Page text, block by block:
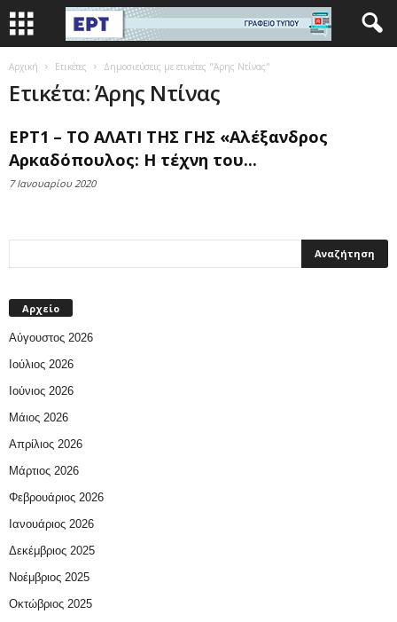
Αρχική Ετικέτες Δημοσιεύσεις με ετικέτες "Άρης Ντίνας"
Ετικέτα: Άρης Ντίνας
ΕΡΤ1 – ΤΟ ΑΛΑΤΙ ΤΗΣ ΓΗΣ «Αλέξανδρος
Αρκαδόπουλος: Η τέχνη του...
7 Ιανουαρίου 2020
Αρχείο
Αύγουστος 2026
Ιούλιος 2026
Ιούνιος 2026
Μάιος 2026
Απρίλιος 2026
Μάρτιος 2026
Φεβρουάριος 2026
Ιανουάριος 2026
Δεκέμβριος 2025
Νοέμβριος 2025
Οκτώβριος 2025